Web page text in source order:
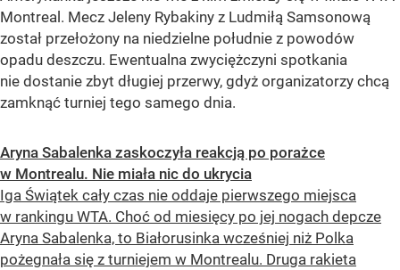
Montreal. Mecz Jeleny Rybakiny z Ludmiłą Samsonową
został przełożony na niedzielne południe z powodów
opadu deszczu. Ewentualna zwyciężczyni spotkania
nie dostanie zbyt długiej przerwy, gdyż organizatorzy chcą
zamknąć turniej tego samego dnia.
Aryna Sabalenka zaskoczyła reakcją po porażce
w Montrealu. Nie miała nic do ukrycia
Iga Świątek cały czas nie oddaje pierwszego miejsca
w rankingu WTA. Choć od miesięcy po jej nogach depcze
Aryna Sabalenka, to Białorusinka wcześniej niż Polka
pożegnała się z turniejem w Montrealu. Druga rakieta